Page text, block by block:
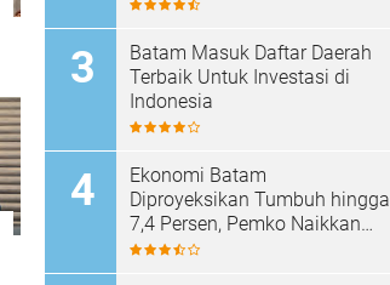
Batam Masuk Daftar Daerah
Terbaik Untuk Investasi di
Indonesia
Ekonomi Batam
Diproyeksikan Tumbuh hingga
7,4 Persen, Pemko Naikkan
Target Pendapatan Daerah